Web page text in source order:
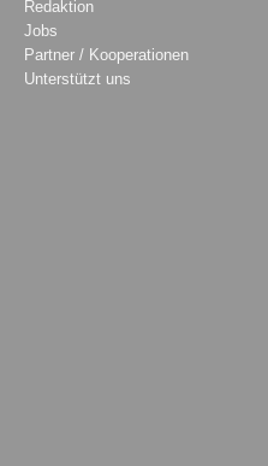
Redaktion
Jobs
Partner / Kooperationen
Unterstützt uns